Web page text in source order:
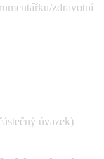
zdravotní